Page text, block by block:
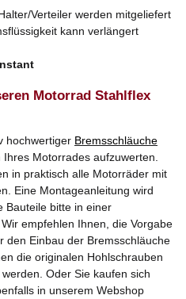
Verteiler werden mitgeliefert
kann verlängert
Motorrad Stahlflex
hochwertiger Bremsschläuche
Motorrades aufzuwerten.
in praktisch alle Motorräder mit
Eine Montageanleitung wird
Bauteile bitte in einer
empfehlen Ihnen, die Vorgabe
den Einbau der Bremsschläuche
die originalen Hohlschrauben
Oder Sie kaufen sich
in unserem Webshop